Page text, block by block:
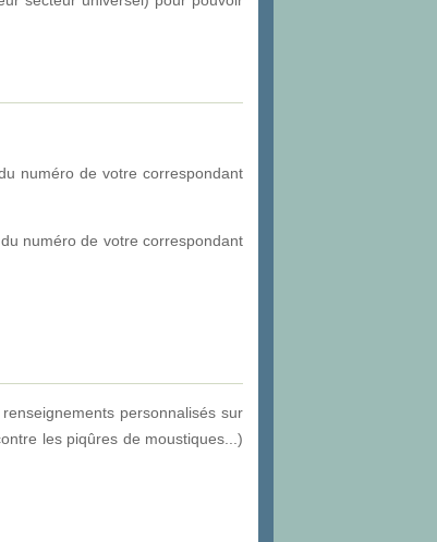
numéro de votre correspondant
numéro de votre correspondant
personnalisés sur
les piqûres de moustiques...)